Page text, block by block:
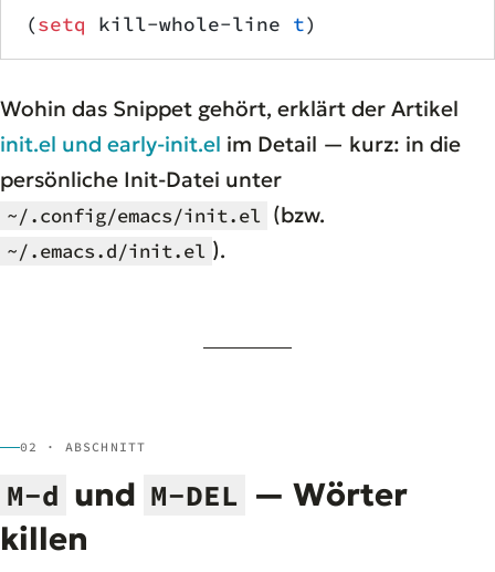
(setq kill-whole-line t)
Wohin das Snippet gehört, erklärt der Artikel
init.el und early-init.el im Detail — kurz: in die
persönliche Init-Datei unter
~/.config/emacs/init.el (bzw.
~/.emacs.d/init.el ).
02 · ABSCHNITT
M-d und M-DEL — Wörter
killen